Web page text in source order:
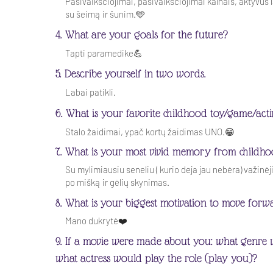
su šeimą ir šunim.🩵
4. What are your goals for the future?
Tapti paramedike💪
5. Describe yourself in two words.
Labai patikli.
6. What is your favorite childhood toy/game/
Stalo žaidimai, ypač kortų žaidimas UNO.😁
7. What is your most vivid memory from
Su mylimiausiu seneliu ( kurio deja jau nebėra)
po mišką ir gėlių skynimas.
8. What is your biggest motivation to move
Mano dukrytė❤️
9. If a movie were made about you: what
what actress would play the role (play you)?